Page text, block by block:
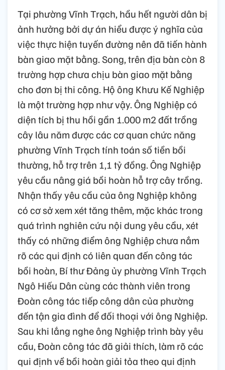
Tại phường Vĩnh Trạch, hầu hết người dân bị
ảnh hưởng bởi dự án hiểu được ý nghĩa của
việc thực hiện tuyến đường nên đã tiến hành
bàn giao mặt bằng. Song, trên địa bàn còn 8
trường hợp chưa chịu bàn giao mặt bằng
cho đơn bị thi công. Hộ ông Khưu Kế Nghiệp
là một trường hợp như vậy. Ông Nghiệp có
diện tích bị thu hồi gần 1.000 m2 đất trồng
cây lâu năm được các cơ quan chức năng
phường Vĩnh Trạch tính toán số tiền bồi
thường, hỗ trợ trên 1,1 tỷ đồng. Ông Nghiệp
yêu cầu nâng giá bồi hoàn hỗ trợ cây trồng.
Nhận thấy yêu cầu của ông Nghiệp không
có cơ sở xem xét tăng thêm, mặc khác trong
quá trình nghiên cứu nội dung yêu cầu, xét
thấy có những điểm ông Nghiệp chưa nắm
rõ các qui định có liên quan đến công tác
bồi hoàn, Bí thư Đảng ủy phường Vĩnh Trạch
Ngô Hiếu Dân cùng các thành viên trong
Đoàn công tác tiếp công dân của phường
đến tận gia đình để đối thoại với ông Nghiệp.
Sau khi lắng nghe ông Nghiệp trình bày yêu
cầu, Đoàn công tác đã giải thích, làm rõ các
qui định về bồi hoàn giải tỏa theo qui định